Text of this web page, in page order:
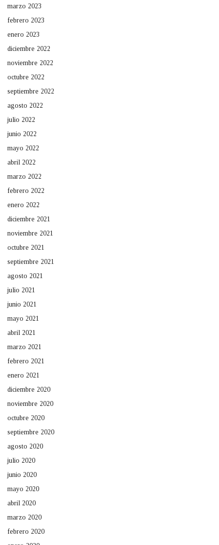
marzo 2023
febrero 2023
enero 2023
diciembre 2022
noviembre 2022
octubre 2022
septiembre 2022
agosto 2022
julio 2022
junio 2022
mayo 2022
abril 2022
marzo 2022
febrero 2022
enero 2022
diciembre 2021
noviembre 2021
octubre 2021
septiembre 2021
agosto 2021
julio 2021
junio 2021
mayo 2021
abril 2021
marzo 2021
febrero 2021
enero 2021
diciembre 2020
noviembre 2020
octubre 2020
septiembre 2020
agosto 2020
julio 2020
junio 2020
mayo 2020
abril 2020
marzo 2020
febrero 2020